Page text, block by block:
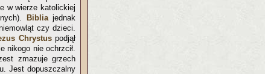
w wierze katolickiej
Bibliajednak
czy dzieci.
Chrystuspodjął
nikogo nie ochrzcił.
zmazuje grzech
Jest dopuszczalny